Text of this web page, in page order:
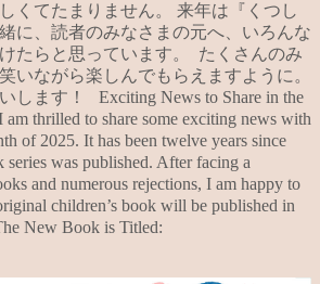
くてたまりません。 来年は『くつし
に、読者のみなさまの元へ、いろんな
たらと思っています。 たくさんのみ
いながら楽しんでもらえますように。
します！ Exciting News to Share in the
thrilled to share some exciting news with
of 2025. It has been twelve years since
series was published. After facing a
and numerous rejections, I am happy to
children’s book will be published in
New Book is Titled: